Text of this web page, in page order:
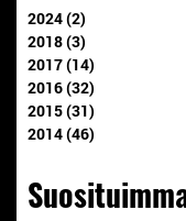
2024 (2)
2018 (3)
2017 (14)
2016 (32)
2015 (31)
2014 (46)